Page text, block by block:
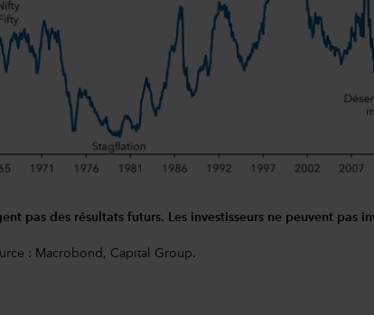
pas des résultats futurs. Les investisseurs ne peuvent pas
: Macrobond, Capital Group.